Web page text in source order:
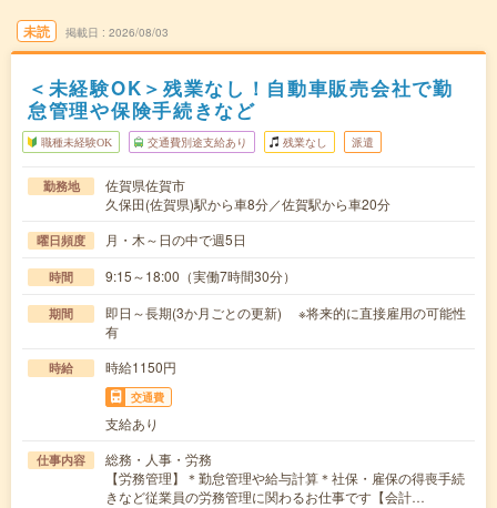
未読 掲載日 2026/08/03
＜未経験OK＞残業なし！自動車販売会社で勤
怠管理や保険手続きなど
職種未経験OK 交通費別途支給あり 残業なし 派遣
勤務地
佐賀県佐賀市
久保田(佐賀県)駅から車8分／佐賀駅から車20分
曜日頻度 月・木～日の中で週5日
時間 9:15～18:00（実働7時間30分）
期間
即日～長期(3か月ごとの更新) ※将来的に直接雇用の可能性
有
時給 時給1150円
交通費
支給あり
仕事内容
総務・人事・労務
【労務管理】＊勤怠管理や給与計算＊社保・雇保の得喪手続
きなど従業員の労務管理に関わるお仕事です【会計…